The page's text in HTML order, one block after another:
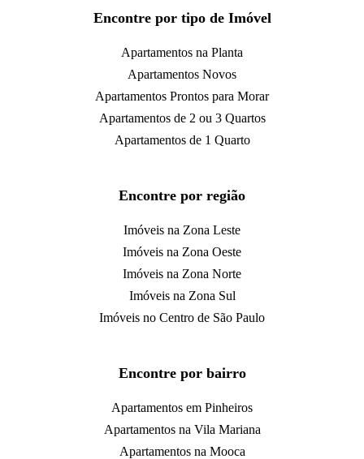
Encontre por tipo de Imóvel
Apartamentos na Planta
Apartamentos Novos
Apartamentos Prontos para Morar
Apartamentos de 2 ou 3 Quartos
Apartamentos de 1 Quarto
Encontre por região
Imóveis na Zona Leste
Imóveis na Zona Oeste
Imóveis na Zona Norte
Imóveis na Zona Sul
Imóveis no Centro de São Paulo
Encontre por bairro
Apartamentos em Pinheiros
Apartamentos na Vila Mariana
Apartamentos na Mooca